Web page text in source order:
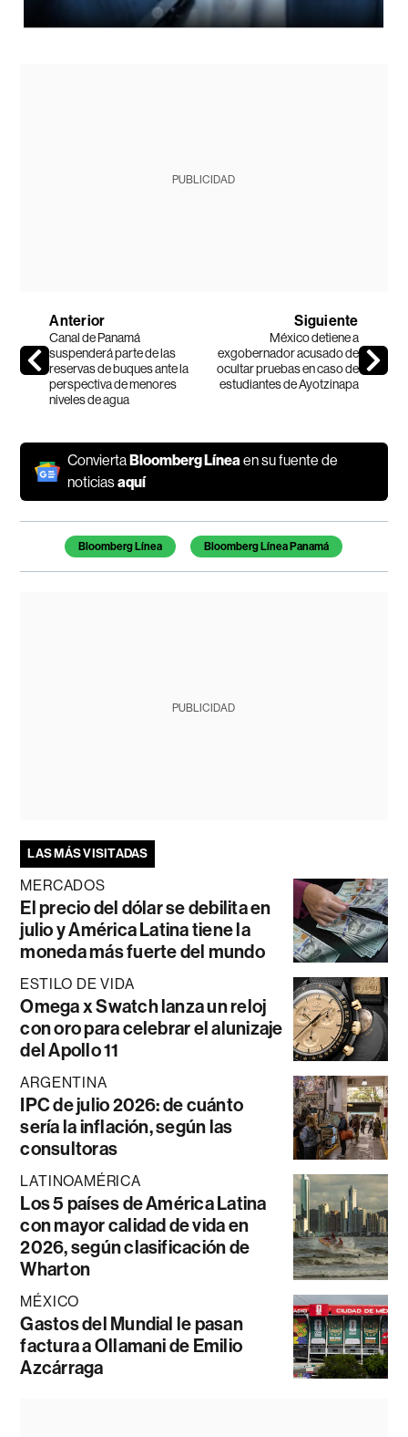
PUBLICIDAD
Anterior
Canal de Panamá
suspenderá parte de las
reservas de buques ante la
perspectiva de menores
niveles de agua
Siguiente
México detiene a
exgobernador acusado de
ocultar pruebas en caso de
estudiantes de Ayotzinapa
ConviertaBloomberg Líneaen su fuente de
noticiasaquí
Temas de este artículo
Bloomberg Línea Bloomberg Línea Panamá
PUBLICIDAD
LAS MÁS VISITADAS
MERCADOS
El precio del dólar se debilita en
julio y América Latina tiene la
moneda más fuerte del mundo
ESTILO DE VIDA
Omega x Swatch lanza un reloj
con oro para celebrar el alunizaje
del Apollo 11
ARGENTINA
IPC de julio 2026: de cuánto
sería la inflación, según las
consultoras
LATINOAMÉRICA
Los 5 países de América Latina
con mayor calidad de vida en
2026, según clasificación de
Wharton
MÉXICO
Gastos del Mundial le pasan
factura a Ollamani de Emilio
Azcárraga